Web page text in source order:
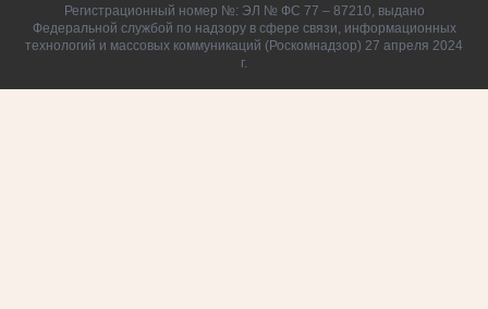
Регистрационный номер №: ЭЛ № ФС 77 – 87210, выдано
Федеральной службой по надзору в сфере связи, информационных
технологий и массовых коммуникаций (Роскомнадзор) 27 апреля 2024
г.